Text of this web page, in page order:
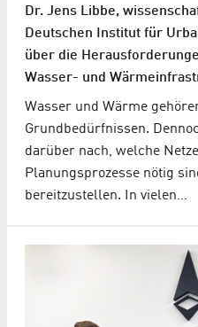
Dr. Jens Libbe,
Deutschen Institut für
über die
Wasser- und
Wasser und Wärme
Grundbedürfnissen.
darüber nach, welche
Planungsprozesse nötig
bereitzustellen. In vielen…